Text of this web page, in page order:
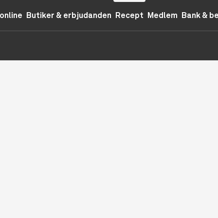
Butiker & erbjudanden Recept Medlem Bank &